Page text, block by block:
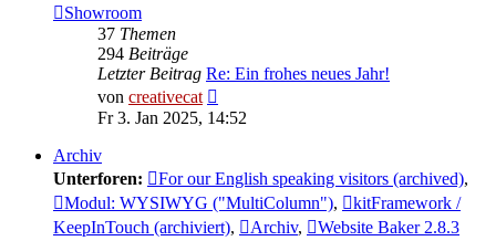
Showroom
37 Themen
294 Beiträge
Letzter Beitrag Re: Ein frohes neues Jahr!
von creativecat
Beitrag
Fr 3. Jan 2025, 14:52
Archiv
Unterforen:
For our English speaking visitors (archived),
Modul: WYSIWYG ("MultiColumn"),
kitFramework /
KeepInTouch (archiviert), Archiv,
Website Baker 2.8.3